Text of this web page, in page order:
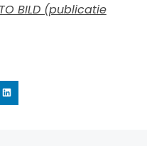
BILD (publicatie